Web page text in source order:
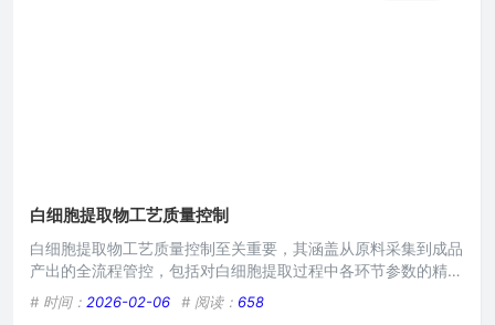
白细胞提取物工艺质量控制
白细胞提取物工艺质量控制至关重要，其涵盖从原料采集到成品
产出的全流程管控，包括对白细胞提取过程中各环节参数的精准
把控，如提取温度、时间、试剂使用等，确保有效成分提取率与
纯度，同时严格监测杂质残留、微生物污染等指标，以保障产品
# 时间： 2026-02-06 # 阅读： 658